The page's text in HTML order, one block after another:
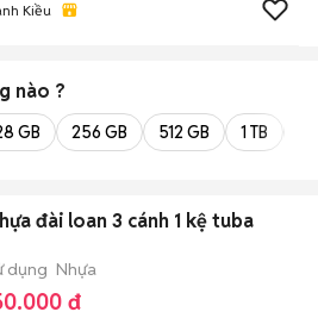
Kiều
nào ?
GB 256 GB 512 GB 1 TB
đài loan 3 cánh 1 kệ tuba
dụng Nhựa
đ